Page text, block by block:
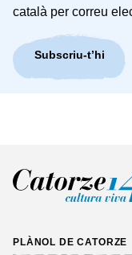
català per correu
Subscriu-t’hi
PLÀNOL DE CATORZE